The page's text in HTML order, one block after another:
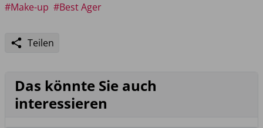
#Make-up #Best Ager
Teilen
Das könnte Sie auch
interessieren